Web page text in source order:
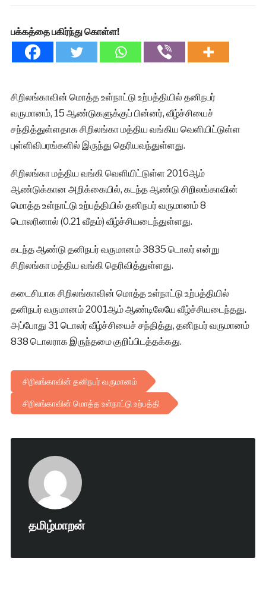
பக்கத்தை பகிர்ந்து கொள்ள!
சிறிலங்காவின் மொத்த உள்நாட்டு உற்பத்தியில் தனிநபர்
வருமானம், 15 ஆண்டுகளுக்குப் பின்னர், வீழ்ச்சியைச்
சந்தித்துள்ளதாக சிறிலங்கா மத்திய வங்கிய வெளியிட்டுள்ள
புள்ளிவிபரங்களில் இருந்து தெரியவந்துள்ளது.
சிறிலங்கா மத்திய வங்கி வெளியிட்டுள்ள 2016ஆம்
ஆண்டுக்கான அறிக்கையில், கடந்த ஆண்டு சிறிலங்காவின்
மொத்த உள்நாட்டு உற்பத்தியில் தனிநபர் வருமானம் 8
டொலரினால் (0.21 வீதம்) வீழ்ச்சியடைந்துள்ளது.
கடந்த ஆண்டு தனிநபர் வருமானம் 3835 டொலர் என்று
சிறிலங்கா மத்திய வங்கி தெரிவித்துள்ளது.
கடைசியாக சிறிலங்காவின் மொத்த உள்நாட்டு உற்பத்தியில்
தனிநபர் வருமானம் 2001ஆம் ஆண்டிலேயே வீழ்ச்சியடைந்தது.
அப்போது 31 டொலர் வீழ்ச்சியைச் சந்தித்து, தனிநபர் வருமானம்
838 டொலராக இருந்தமை குறிப்பிடத்தக்கது.
சிறிலங்காவின் தனிநபர் வருமானம்
சிறிலங்காவின் மொத்த உள்நாட்டு உற்பத்தி
தமிழ்மாறன்